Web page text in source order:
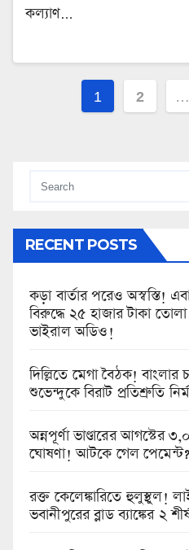
কল্যাণ…
Posts
1 2 …
RECENT POSTS
কড়া বার্তার পরেও অস্বস্তি!
বিরুদ্ধে ২৫ হাজার টাকা
ভাইরাল অডিও!
দিল্লিতে মেগা বৈঠক! বাংলার
শুভেন্দুকে বিরাট প্রতিশ্রুতি
অন্নপূর্ণা ভাণ্ডারের আগস্টের
ঘোষণা! আটকে গেল পেমেন্ট?
রক্ত কেলেঙ্কারিতে হুলুস্থুল!
ভবানীপুরের ব্লাড ব্যাঙ্কের ২